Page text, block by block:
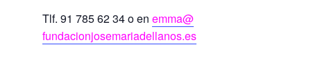
Tlf. 91 785 62 34 o en emma@
fundacionjosemariadellanos.es